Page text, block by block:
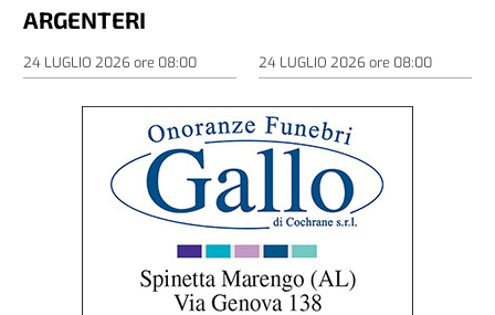
ARGENTERI
24 LUGLIO 2026ore 08:00 24 LUGLIO 2026ore 08:00